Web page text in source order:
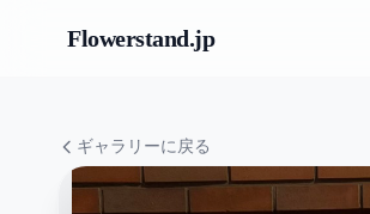
Flowerstand.jp
ギャラリーに戻る